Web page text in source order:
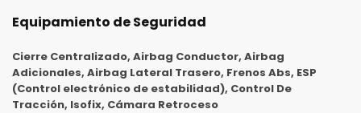
Equipamiento de Seguridad
Cierre Centralizado, Airbag Conductor, Airbag
Adicionales, Airbag Lateral Trasero, Frenos Abs, ESP
(Control electrónico de estabilidad), Control De
Tracción, Isofix, Cámara Retroceso